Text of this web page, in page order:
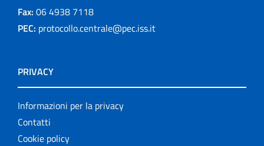
Fax: 06 4938 7118
PEC: protocollo.centrale@pec.iss.it
PRIVACY
Informazioni per la privacy
Contatti
Cookie policy